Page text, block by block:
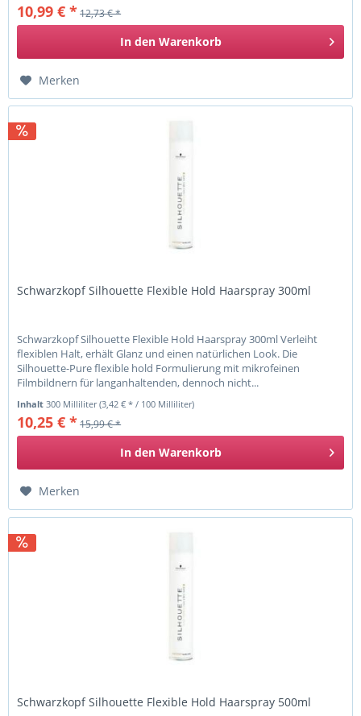
10,99 € *12,73 € *
In den Warenkorb
Merken
Schwarzkopf Silhouette Flexible Hold Haarspray 300ml
Schwarzkopf Silhouette Flexible Hold Haarspray 300ml Verleiht
flexiblen Halt, erhält Glanz und einen natürlichen Look. Die
Silhouette-Pure flexible hold Formulierung mit mikrofeinen
Filmbildnern für langanhaltenden, dennoch nicht...
Inhalt300 Milliliter(3,42 € * / 100 Milliliter)
10,25 € *15,99 € *
In den Warenkorb
Merken
Schwarzkopf Silhouette Flexible Hold Haarspray 500ml